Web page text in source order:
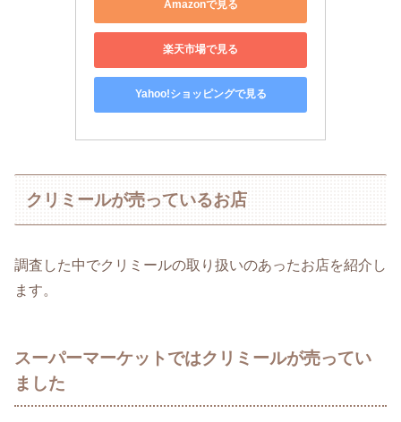
Amazonで見る
楽天市場で見る
Yahoo!ショッピングで見る
クリミールが売っているお店
調査した中でクリミールの取り扱いのあったお店を紹介し
ます。
スーパーマーケットではクリミールが売ってい
ました